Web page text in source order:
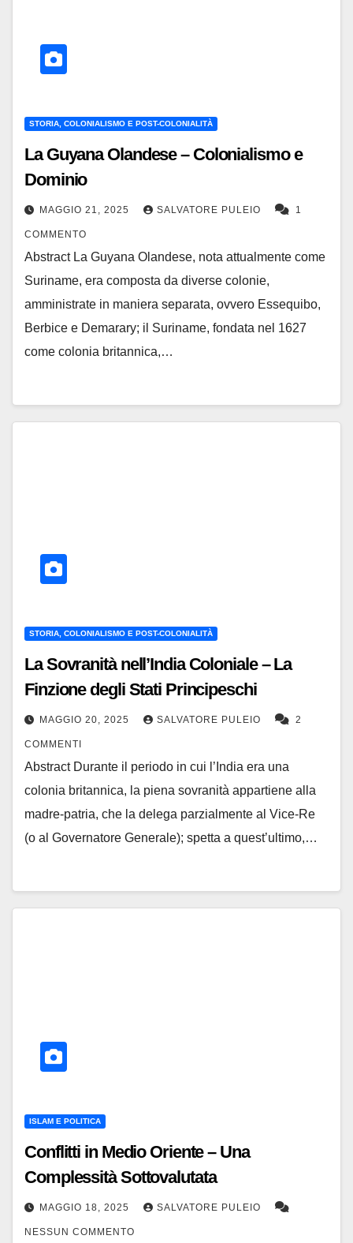
STORIA, COLONIALISMO E POST-COLONIALITÀ
La Guyana Olandese – Colonialismo e
Dominio
MAGGIO 21, 2025 SALVATORE PULEIO 1
COMMENTO
Abstract La Guyana Olandese, nota attualmente come
Suriname, era composta da diverse colonie,
amministrate in maniera separata, ovvero Essequibo,
Berbice e Demarary; il Suriname, fondata nel 1627
come colonia britannica,…
STORIA, COLONIALISMO E POST-COLONIALITÀ
La Sovranità nell’India Coloniale – La
Finzione degli Stati Principeschi
MAGGIO 20, 2025 SALVATORE PULEIO 2
COMMENTI
Abstract Durante il periodo in cui l’India era una
colonia britannica, la piena sovranità appartiene alla
madre-patria, che la delega parzialmente al Vice-Re
(o al Governatore Generale); spetta a quest’ultimo,…
ISLAM E POLITICA
Conflitti in Medio Oriente – Una
Complessità Sottovalutata
MAGGIO 18, 2025 SALVATORE PULEIO
NESSUN COMMENTO